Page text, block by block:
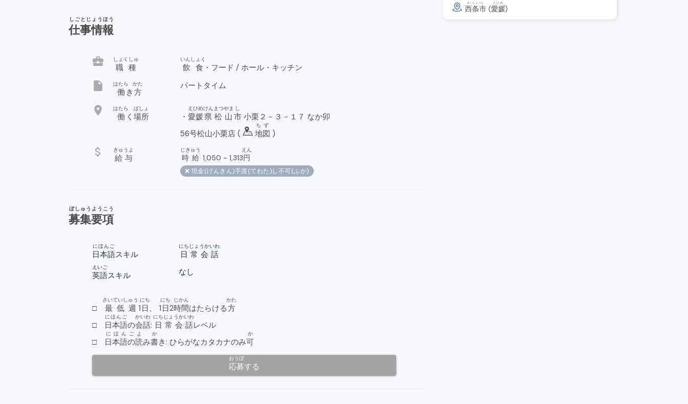
仕事情報
しごとじょうほう
business_center 職種
しょくしゅ
飲食
いんしょく
・フード / ホール・キッチン
insert_drive_file 働
はたら
き 方
かた パートタイム
location_on 働
はたら
く場所
ばしょ
・ 愛媛
えひめ
県
けん
松山
まつやま
市
し
小栗２－３－１７ なか卯
56号松山小栗店 (
地図
ちず
)
attach_money 給与
きゅうよ
時給
じきゅう
1,050 ~ 1,313円
えん
❌ 現金(げんきん)手渡(てわた)し不可(ふか)
募集要項
ぼしゅうようこう
日本語
にほんご
スキル 日常会話
にちじょうかいわ
英語
えいご
スキル なし
□ 最低週
さいていしゅう
1 日
にち
、 1 日
にち
2時間
じかん
はたらける方
かた
□ 日本語
にほんご
の会話
かいわ
: 日常会話
にちじょうかいわ
レベル
□ 日本語の
にほんご
読
よ
み書
か
き: ひらがなカタカナのみ可
か
応募
おうぼ
する
西条市
さいじょうし
(愛媛
えひめ
)